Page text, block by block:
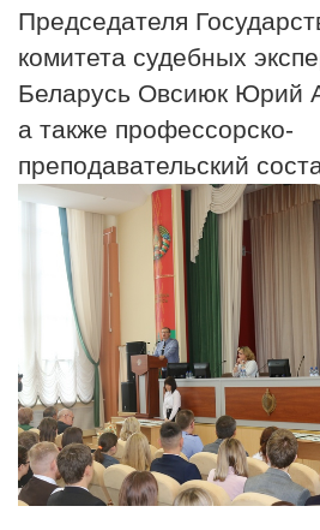
Председателя
комитета судебных
Беларусь Овсиюк Юрий
а также профессорско-
преподавательский